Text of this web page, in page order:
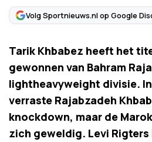
Volg Sportnieuws.nl op Google
Tarik Khbabez heeft het
gewonnen van Bahram
lightheavyweight divisie.
verraste Rajabzadeh
knockdown, maar de
zich geweldig. Levi